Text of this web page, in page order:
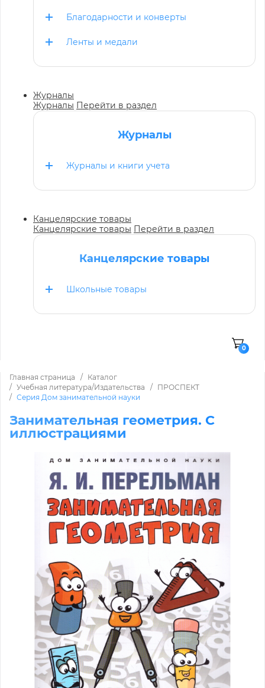
Благодарности и конверты
Ленты и медали
Журналы
Журналы Перейти в раздел
Журналы
Журналы и книги учета
Канцелярские товары
Канцелярские товары Перейти в раздел
Канцелярские товары
Школьные товары
0
Главная страница
Каталог
Учебная литература/Издательства
ПРОСПЕКТ
Серия Дом занимательной науки
Занимательная геометрия. С
иллюстрациями